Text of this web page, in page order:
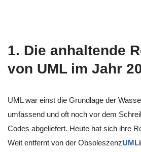
1. Die anhaltende
von UML im Jahr
UML war einst die Grundlage der
umfassend und oft noch vor dem
Codes abgeliefert. Heute hat sich ihre
Weit entfernt von der ObsoleszenzUML